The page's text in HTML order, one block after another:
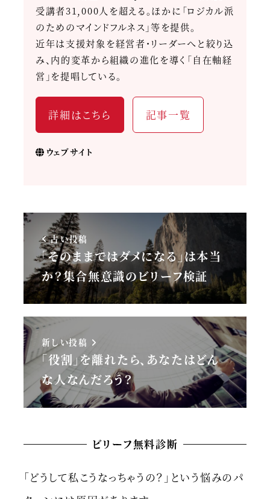
受講者31,000人を超える。ほかに「ロジカル派
のためのマインドフルネス」等を提供。
近年は支援対象を経営者・リーダーへと絞り込
み、内的変革から組織の進化を導く「自在軸経
営」を提唱している。
詳細はこちら 記事一覧
ウェブサイト
古い投稿
「そのままではダメになる」は本当
か？集合無意識のビリーフ検証
新しい投稿
「役割」を離れたら、あなたはどん
な人なんだろう？
ビリーフ無料診断
「どうして私こうなっちゃうの？」という悩みのパ